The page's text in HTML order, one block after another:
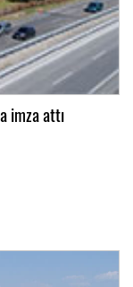
imza attı